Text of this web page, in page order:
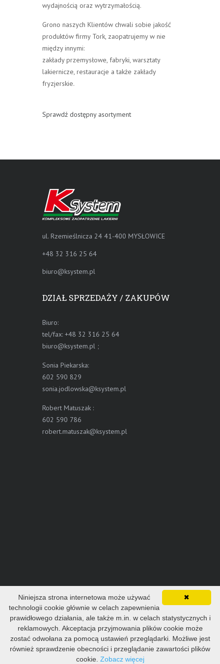
wydajnością oraz wytrzymałością.
Grono naszych Klientów chwali sobie jakość
produktów firmy Tork, zaopatrujemy w nie
między innymi:
zakłady przemysłowe, fabryki, warsztaty
lakiernicze, restauracje a także zakłady
fryzjerskie.
Sprawdź dostępny asortyment
ul. Rzemieślnicza 24 41-400 MYSŁOWICE
+48 32 316 25 64
biuro@ksystem.pl
DZIAŁ SPRZEDAŻY / ZAKUPÓW
Biuro:
tel/fax: +48 32 316 25 64
biuro@ksystem.pl ;
Sonia Piekarska:
602 590 829
sonia.jodlowska@ksystem.pl
Robert Matuszak :
602 590 786
robert.matuszak@ksystem.pl
© 2023 - 2026 Wszelkie prawa zastrzeżone.
K-System
✖
Niniejsza strona internetowa może używać
technologii cookie głównie w celach zapewnienia
prawidłowego działania, ale także m.in. w celach statystycznych i
reklamowych. Akceptacja przyjmowania plików cookie może
zostać odwołana za pomocą ustawień przeglądarki. Możliwe jest
również sprawdzenie obecności i przeglądanie zawartości plików
cookie. Zobacz więcej